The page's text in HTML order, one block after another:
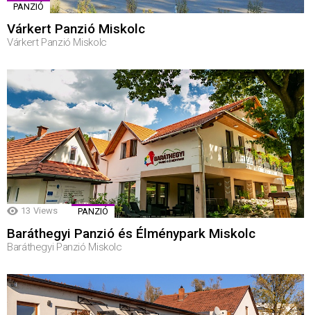
PANZIÓ
Várkert Panzió Miskolc
Várkert Panzió Miskolc
13 Views PANZIÓ
Baráthegyi Panzió és Élménypark Miskolc
Baráthegyi Panzió Miskolc